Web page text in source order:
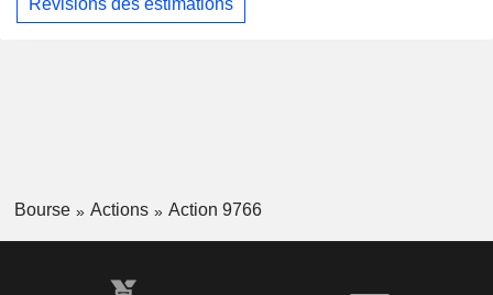
Bourse Actions Action 9766